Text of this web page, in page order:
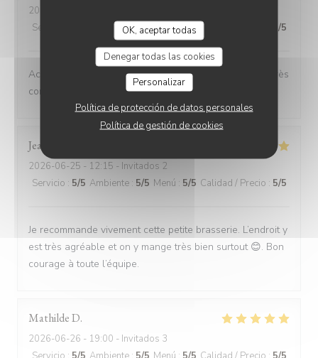
OK, aceptar todas
Denegar todas las cookies
Personalizar
Política de protección de datos personales
Política de gestión de cookies
2026-06-26
Servicio
Ambiente: 5/5 Menú:5/5 Calidad / Precio /5
Accueil chaleureux service au top rapport qualité prix très
correct
Jean Claude
2026-06-25 - 12:15 - Invitados 2
Servicio : 5/5 Ambiente : 5/5 Menú : 5/5 Calidad / Precio : 5/5
Je recommande vivement cette petite brasserie. L’endroit y
est très agréable et on y mange très bien surtout 😊. Bon
courage à toute l’équipe.
MathildeD
2026-06-26 - 19:00 - Invitados 3